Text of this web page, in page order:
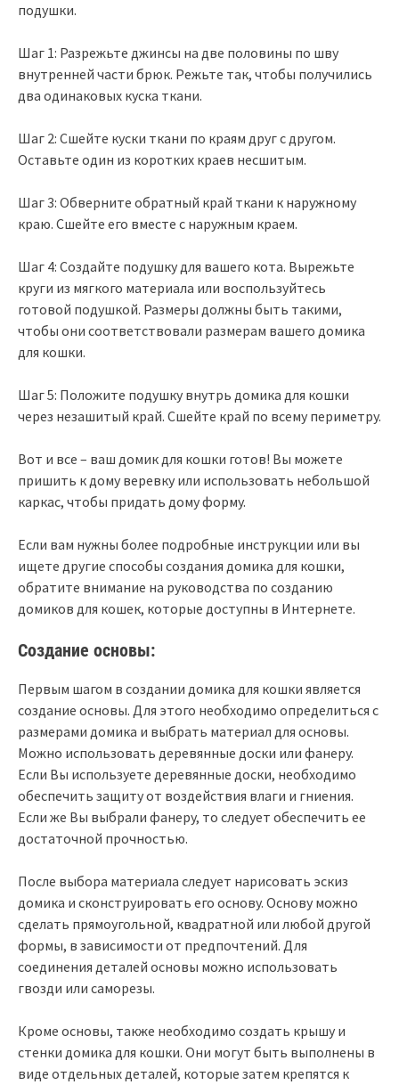
подушки.
Шаг 1: Разрежьте джинсы на две половины по шву
внутренней части брюк. Режьте так, чтобы получились
два одинаковых куска ткани.
Шаг 2: Сшейте куски ткани по краям друг с другом.
Оставьте один из коротких краев несшитым.
Шаг 3: Обверните обратный край ткани к наружному
краю. Сшейте его вместе с наружным краем.
Шаг 4: Создайте подушку для вашего кота. Вырежьте
круги из мягкого материала или воспользуйтесь
готовой подушкой. Размеры должны быть такими,
чтобы они соответствовали размерам вашего домика
для кошки.
Шаг 5: Положите подушку внутрь домика для кошки
через незашитый край. Сшейте край по всему периметру.
Вот и все – ваш домик для кошки готов! Вы можете
пришить к дому веревку или использовать небольшой
каркас, чтобы придать дому форму.
Если вам нужны более подробные инструкции или вы
ищете другие способы создания домика для кошки,
обратите внимание на руководства по созданию
домиков для кошек, которые доступны в Интернете.
Создание основы:
Первым шагом в создании домика для кошки является
создание основы. Для этого необходимо определиться с
размерами домика и выбрать материал для основы.
Можно использовать деревянные доски или фанеру.
Если Вы используете деревянные доски, необходимо
обеспечить защиту от воздействия влаги и гниения.
Если же Вы выбрали фанеру, то следует обеспечить ее
достаточной прочностью.
После выбора материала следует нарисовать эскиз
домика и сконструировать его основу. Основу можно
сделать прямоугольной, квадратной или любой другой
формы, в зависимости от предпочтений. Для
соединения деталей основы можно использовать
гвозди или саморезы.
Кроме основы, также необходимо создать крышу и
стенки домика для кошки. Они могут быть выполнены в
виде отдельных деталей, которые затем крепятся к